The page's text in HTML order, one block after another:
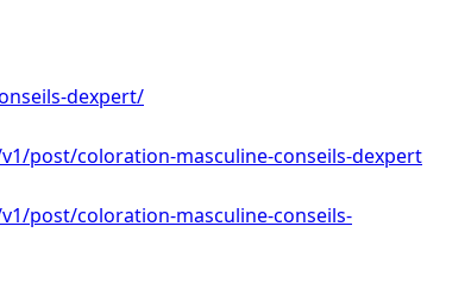
dexpert/
post/coloration-masculine-conseils-dexpert
post/coloration-masculine-conseils-